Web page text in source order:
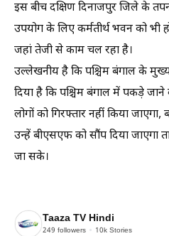
इस बीच दक्षिण दिनाजपुर जिले के तपन
उपयोग के लिए कर्मतीर्थ भवन को भी
जहां तेजी से काम चल रहा है।
उल्लेखनीय है कि पश्चिम बंगाल के
दिया है कि पश्चिम बंगाल में पकड़े
लोगों को गिरफ्तार नहीं किया
उन्हें बीएसएफ को सौंप दिया जाएगा
जा सके।
Taaza TV Hindi
249 followers 10k Stories